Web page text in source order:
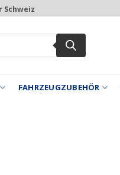
Schweiz
FAHRZEUGZUBEHÖR